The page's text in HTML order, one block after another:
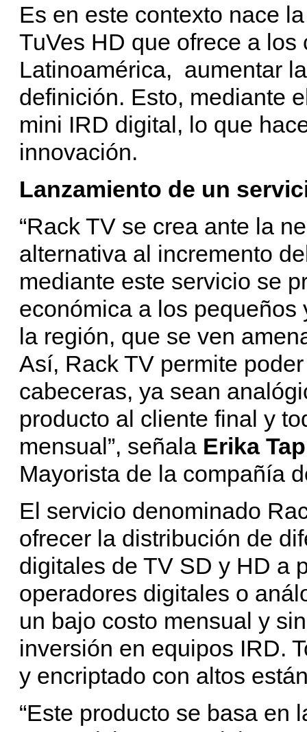
Es en este contexto nace
TuVes HD que ofrece a
Latinoamérica, aumentar
definición. Esto, mediante
mini IRD digital, lo que
innovación.
Lanzamiento de un
“Rack TV se crea ante la
alternativa al incremento
mediante este servicio se
económica a los
la región, que se ven
Así, Rack TV permite
cabeceras, ya sean
producto al cliente final y
mensual”, señala Erika
Mayorista de la compañía
El servicio denominado
ofrecer la distribución de
digitales de TV SD y HD a
operadores digitales o
un bajo costo mensual y
inversión en equipos IRD.
y encriptado con altos
“Este producto se basa en